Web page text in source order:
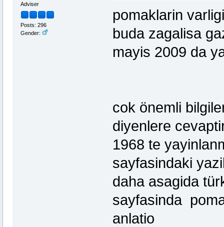
Adviser
Posts: 296
Gender:
pomaklarin
buda zagalisa
mayis 2009 da
cok önemli
diyenlere
1968 te
sayfasindaki
daha asagida
sayfasinda
anlatio